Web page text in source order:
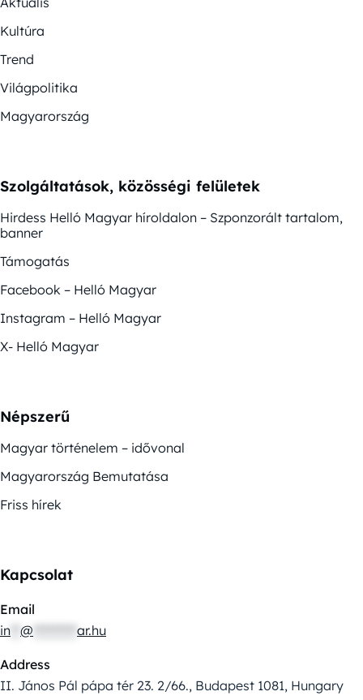
Kultúra
Trend
Világpolitika
Magyarország
Szolgáltatások, közösségi felületek
Hirdess Helló Magyar híroldalon – Szponzorált tartalom,
banner
Támogatás
Facebook – Helló Magyar
Instagram – Helló Magyar
X- Helló Magyar
Népszerű
Magyar történelem – idővonal
Magyarország Bemutatása
Friss hírek
Kapcsolat
Email
in @ ar.hu
Address
II. János Pál pápa tér 23. 2/66., Budapest 1081, Hungary